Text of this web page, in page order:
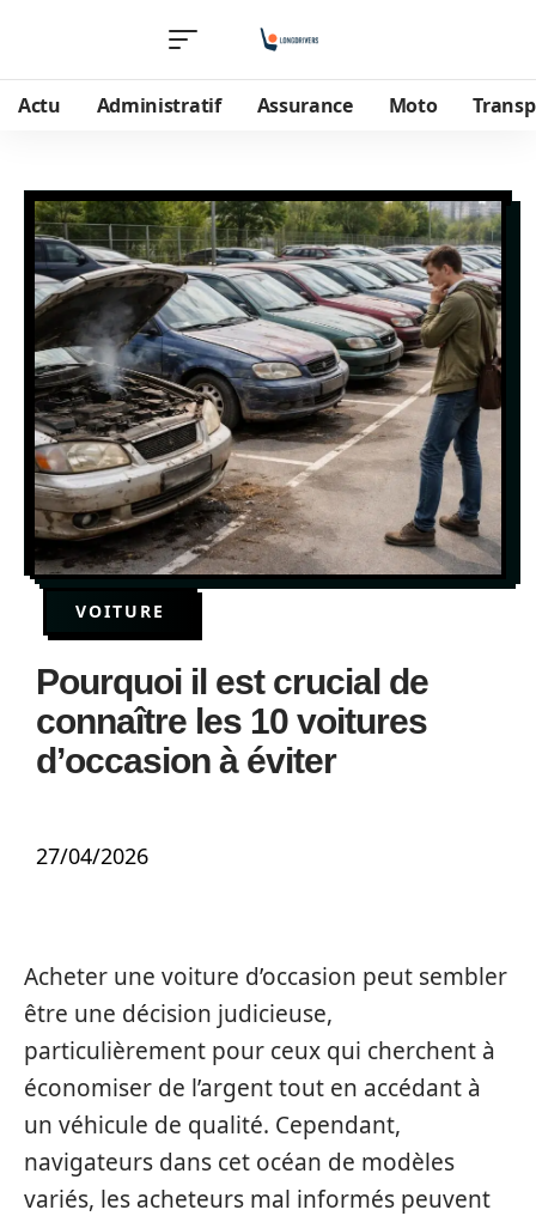
Actu Administratif Assurance Moto
VOITURE
Pourquoi il est crucial de
connaître les 10 voitures
d’occasion à éviter
27/04/2026
Acheter une voiture d’occasion peut sembler
être une décision judicieuse,
particulièrement pour ceux qui cherchent à
économiser de l’argent tout en accédant à
un véhicule de qualité. Cependant,
navigateurs dans cet océan de modèles
variés, les acheteurs mal informés peuvent